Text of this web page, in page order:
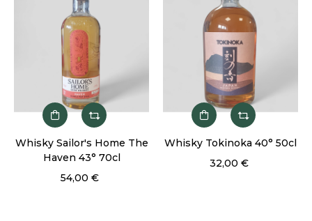
Whisky Sailor's Home The
Haven 43° 70cl
54,00 €
Whisky Tokinoka 40° 50cl
32,00 €